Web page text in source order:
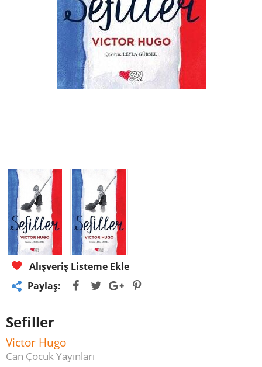
Alışveriş Listeme Ekle
Paylaş:
Sefiller
Victor Hugo
Can Çocuk Yayınları